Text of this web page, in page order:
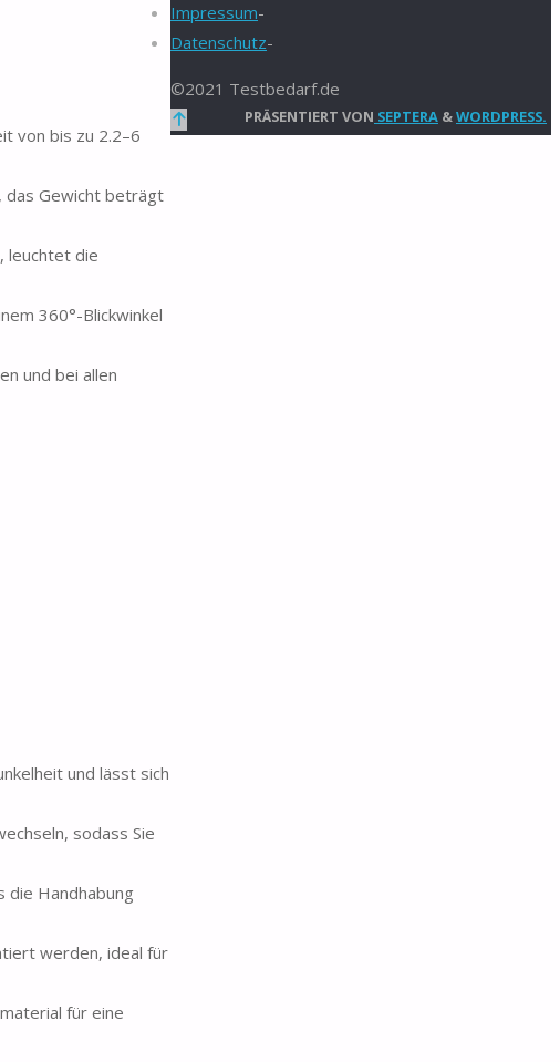
von bis zu 2.2–6
das Gewicht beträgt
leuchtet die
360°-Blickwinkel
und bei allen
und lässt sich
sodass Sie
die Handhabung
werden, ideal für
für eine
Impressum-
Datenschutz-
©2021 Testbedarf.de
PRÄSENTIERT VON SEPTERA &WORDPRESS.
Zurück